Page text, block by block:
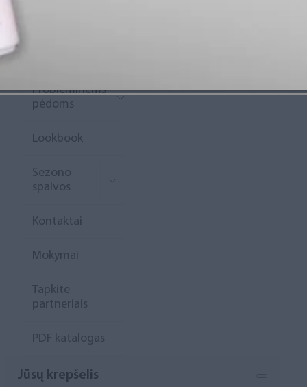
Probleminėms
pėdoms
Lookbook
Sezono
spalvos
Kontaktai
Mokymai
Tapkite
partneriais
PDF katalogas
Jūsų krepšelis